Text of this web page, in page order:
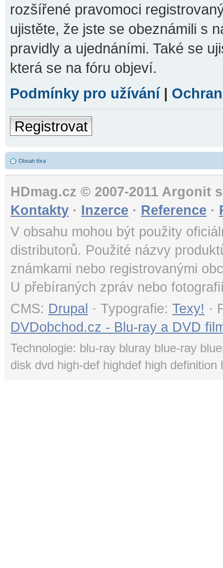
rozšířené pravomoci
ujistěte, že jste se obeznámili s
pravidly a ujednáními. Také se
která se na fóru objeví.
Podmínky pro užívání|
Registrovat
Obsah fóra
HDmag.cz © 2007-2011 Argonit
Kontakty · Inzerce · Reference ·
V obsahu mohou být použity
distributorů. Použité názvy
známkami nebo registrovanými
U přebíraných zpráv nebo
CMS: Drupal · Typografie: Texy! ·
DVDobchod.cz - Blu-ray a DVD
Technologie: blu-ray bluray blue-ray
disk dvd high-def highdef high